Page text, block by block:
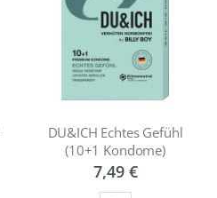
DU&ICH Echtes Gefühl
(10+1 Kondome)
7,49 €